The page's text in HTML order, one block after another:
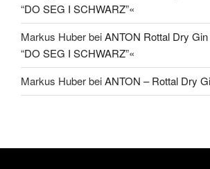
“DO SEG I SCHWARZ”«
Markus HuberbeiANTON Rottal Dry
“DO SEG I SCHWARZ”«
Markus HuberbeiANTON – Rottal Dry